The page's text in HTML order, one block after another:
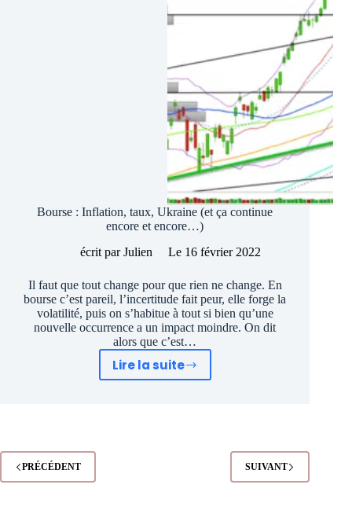
Bourse : Inflation, taux, Ukraine (et ça continue
encore et encore…)
écrit par Julien Le 16 février 2022
Il faut que tout change pour que rien ne change. En
bourse c’est pareil, l’incertitude fait peur, elle forge la
volatilité, puis on s’habitue à tout si bien qu’une
nouvelle occurrence a un impact moindre. On dit
alors que c’est…
Lire la suite
Bourse
PRÉCÉDENT SUIVANT